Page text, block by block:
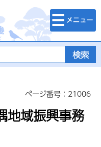
検索・メニュ
ー
ページ番号：21006
域振興事務